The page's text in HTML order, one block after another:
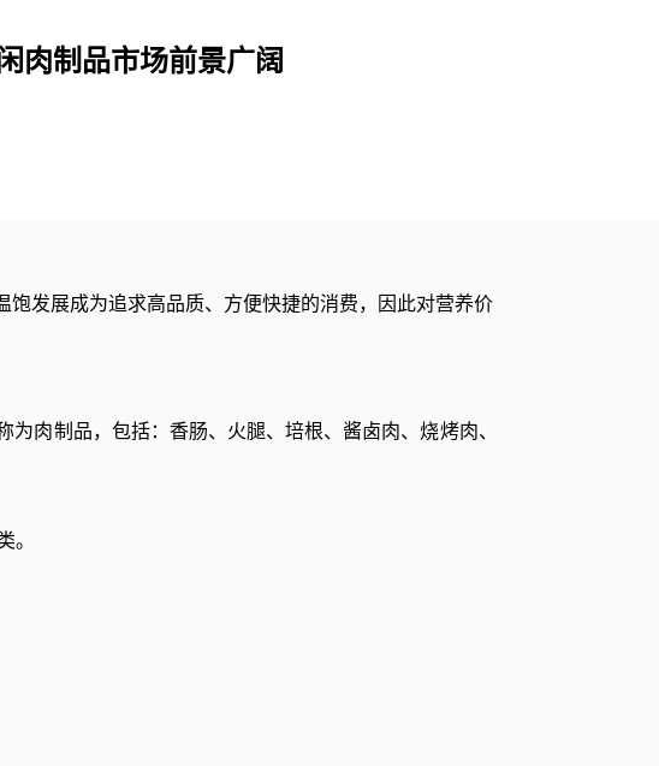
肉制品市场前景广阔
发展成为追求高品质、方便快捷的消费，因此对营养价
肉制品，包括：香肠、火腿、培根、酱卤肉、烧烤肉、
。